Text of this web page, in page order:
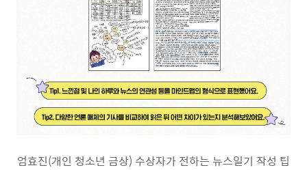
엄효진(개인 청소년 금상) 수상자가 전하는 뉴스일기 작성 팁